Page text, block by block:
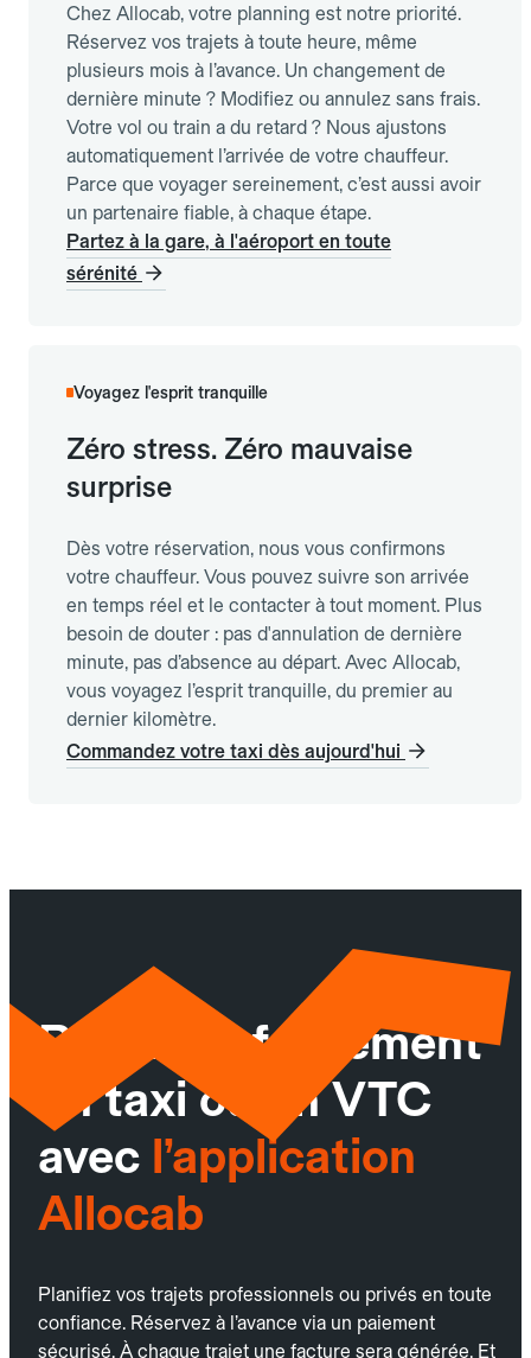
Chez Allocab, votre planning est notre priorité.
Réservez vos trajets à toute heure, même
plusieurs mois à l’avance. Un changement de
dernière minute ? Modifiez ou annulez sans frais.
Votre vol ou train a du retard ? Nous ajustons
automatiquement l’arrivée de votre chauffeur.
Parce que voyager sereinement, c’est aussi avoir
un partenaire fiable, à chaque étape.
Partez à la gare, à l'aéroport en toute
sérénité
Voyagez l'esprit tranquille
Zéro stress. Zéro mauvaise
surprise
Dès votre réservation, nous vous confirmons
votre chauffeur. Vous pouvez suivre son arrivée
en temps réel et le contacter à tout moment. Plus
besoin de douter : pas d'annulation de dernière
minute, pas d’absence au départ. Avec Allocab,
vous voyagez l’esprit tranquille, du premier au
dernier kilomètre.
Commandez votre taxi dès aujourd'hui
Réservez facilement
un taxi ou un VTC
avec l’application
Allocab
Planifiez vos trajets professionnels ou privés en toute
confiance. Réservez à l’avance via un paiement
sécurisé. À chaque trajet une facture sera générée. Et